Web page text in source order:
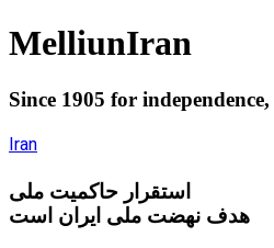
MelliunIran
Since 1905 for independence,
Iran
استقرار حاکميت ملی
هدف نهضت ملی ایران است